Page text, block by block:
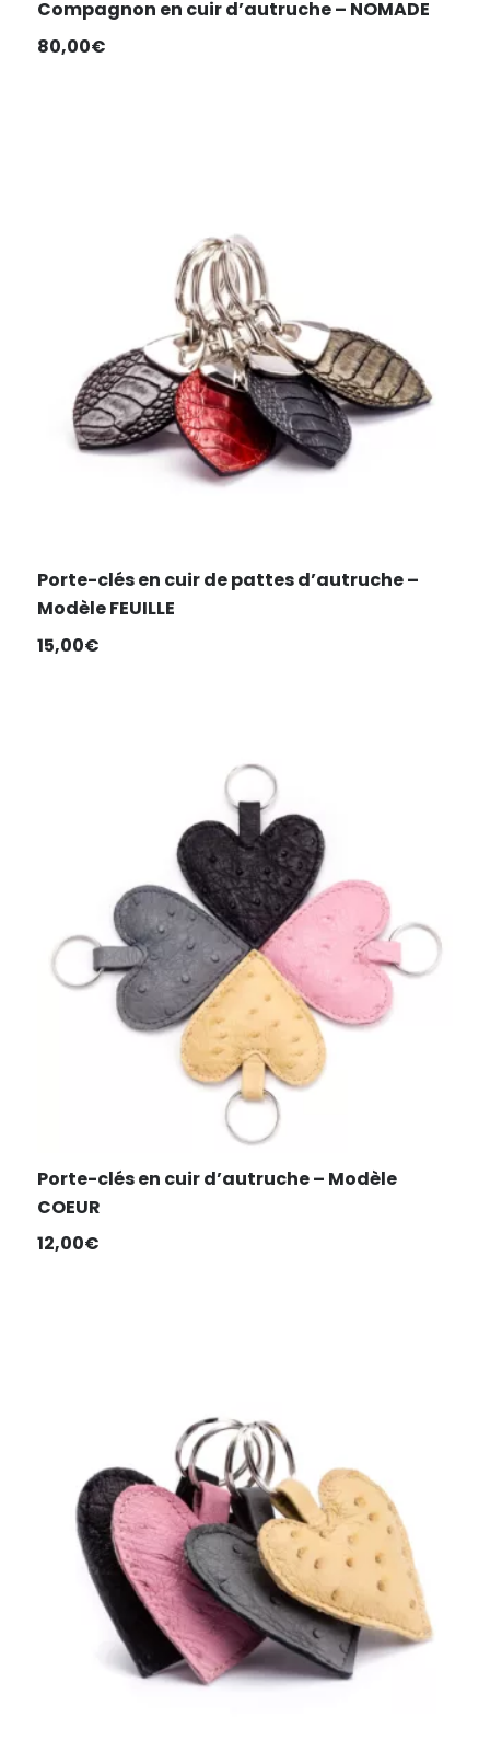
Compagnon en cuir d’autruche – NOMADE
80,00€
Porte-clés en cuir de pattes d’autruche –
Modèle FEUILLE
15,00€
Porte-clés en cuir d’autruche – Modèle
COEUR
12,00€